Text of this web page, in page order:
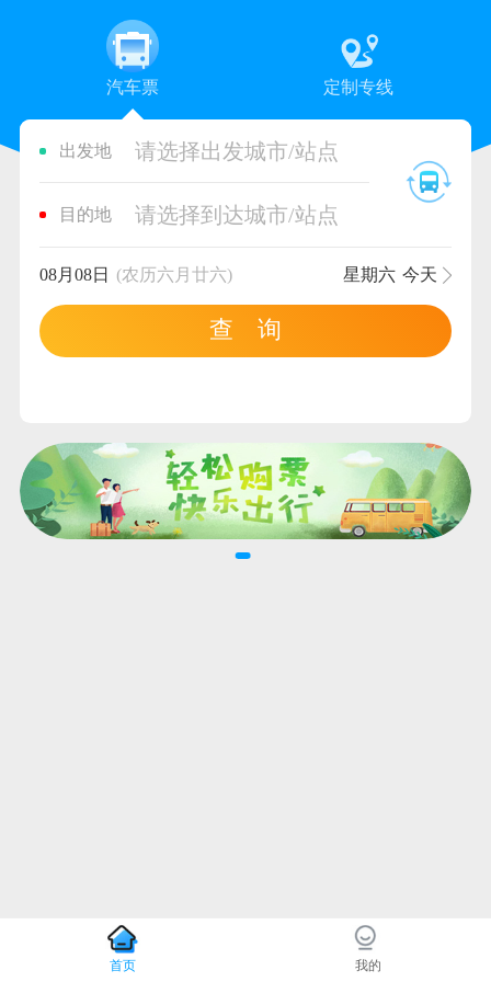
汽车票 定制专线
出发地 请选择出发城市/站点
目的地 请选择到达城市/站点
08月08日 (农历六月廿六) 星期六 今天
查 询
首页 我的